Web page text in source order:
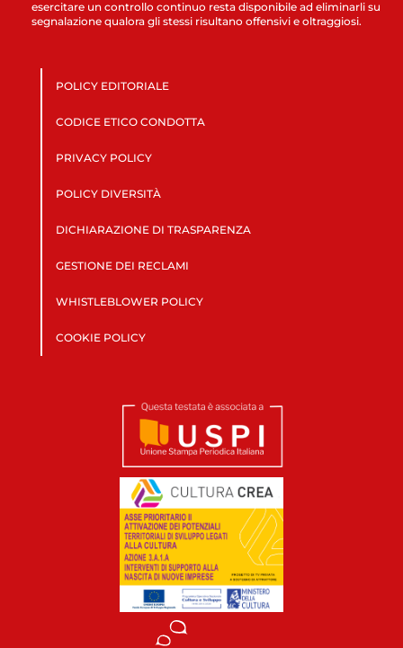
esercitare un controllo continuo resta disponibile ad eliminarli su
segnalazione qualora gli stessi risultano offensivi e oltraggiosi.
POLICY EDITORIALE
CODICE ETICO CONDOTTA
PRIVACY POLICY
POLICY DIVERSITÀ
DICHIARAZIONE DI TRASPARENZA
GESTIONE DEI RECLAMI
WHISTLEBLOWER POLICY
COOKIE POLICY